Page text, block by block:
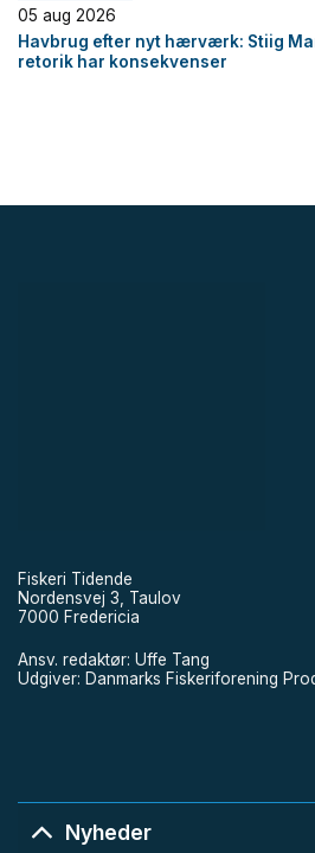
05 aug 2026
Havbrug efter nyt hærværk: Stiig
retorik har konsekvenser
Fiskeri Tidende
Nordensvej 3, Taulov
7000 Fredericia
Ansv. redaktør: Uffe Tang
Udgiver: Danmarks Fiskeriforening
Nyheder